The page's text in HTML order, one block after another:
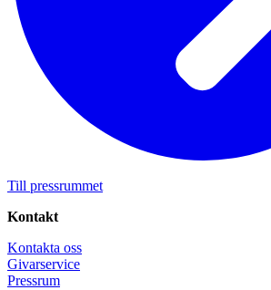
Till pressrummet
Kontakt
Kontakta oss
Givarservice
Pressrum